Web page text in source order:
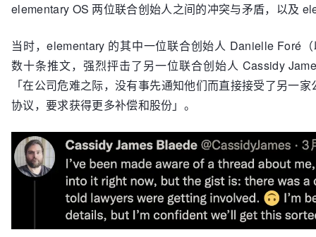
elementary OS 两位联合创始人之间的冲突与矛盾，以及
当时，elementary 的其中一位联合创始人 Danielle Foré
数十条推文，强烈抨击了另一位联合创始人 Cassidy
「在公司危难之际，没有事先通知他们而直接接受了另一
协议，要求获得更多补偿和股份」。